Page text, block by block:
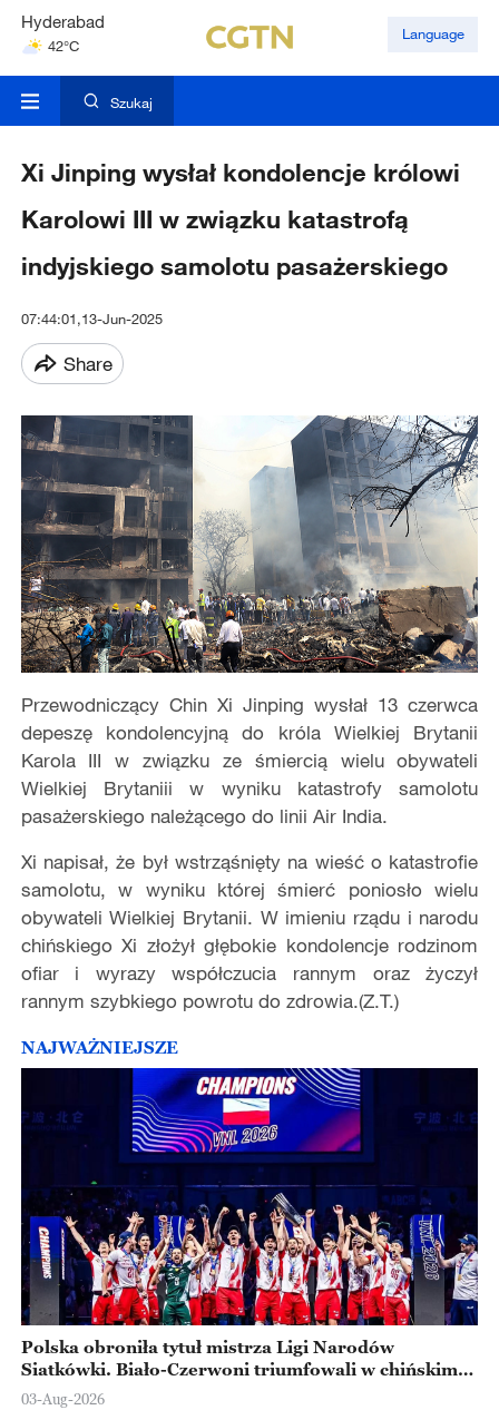
Hyderabad
42°C
Mumbai
Language
Szukaj
Xi Jinping wysłał kondolencje królowi
Karolowi III w związku katastrofą
indyjskiego samolotu pasażerskiego
07:44:01,13-Jun-2025
Share
Przewodniczący Chin Xi Jinping wysłał 13 czerwca
depeszę kondolencyjną do króla Wielkiej Brytanii
Karola III w związku ze śmiercią wielu obywateli
Wielkiej Brytaniii w wyniku katastrofy samolotu
pasażerskiego należącego do linii Air India.
Xi napisał, że był wstrząśnięty na wieść o katastrofie
samolotu, w wyniku której śmierć poniosło wielu
obywateli Wielkiej Brytanii. W imieniu rządu i narodu
chińskiego Xi złożył głębokie kondolencje rodzinom
ofiar i wyrazy współczucia rannym oraz życzył
rannym szybkiego powrotu do zdrowia.(Z.T.)
NAJWAŻNIEJSZE
Polska obroniła tytuł mistrza Ligi Narodów
Siatkówki. Biało-Czerwoni triumfowali w chińskim
Ningbo
03-Aug-2026